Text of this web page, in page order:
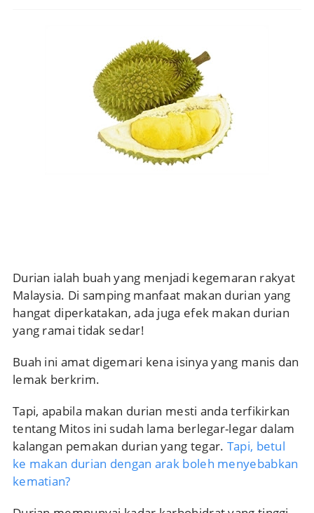
Durian ialah buah yang menjadi kegemaran rakyat
Malaysia. Di samping manfaat makan durian yang
hangat diperkatakan, ada juga efek makan durian
yang ramai tidak sedar!
Buah ini amat digemari kena isinya yang manis dan
lemak berkrim.
Tapi, apabila makan durian mesti anda terfikirkan
tentang Mitos ini sudah lama berlegar-legar dalam
kalangan pemakan durian yang tegar. Tapi, betul
ke makan durian dengan arak boleh menyebabkan
kematian?